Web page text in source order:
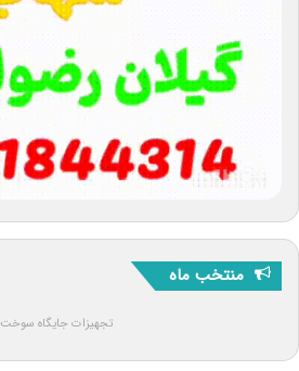
منتخب ماه
تجهیزات جایگاه سوخت